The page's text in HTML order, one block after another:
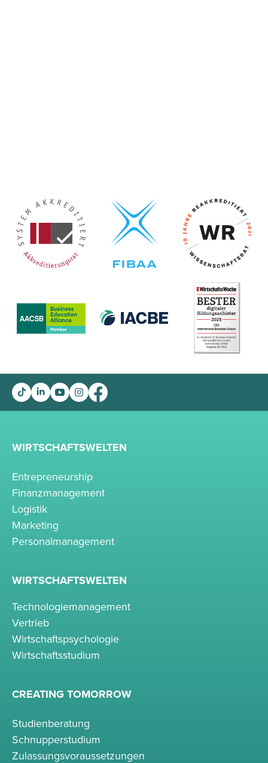
WIRTSCHAFTSWELTEN
Entrepreneurship
Finanzmanagement
Logistik
Marketing
Personalmanagement
WIRTSCHAFTSWELTEN
Technologiemanagement
Vertrieb
Wirtschaftspsychologie
Wirtschaftsstudium
CREATING TOMORROW
Studienberatung
Schnupperstudium
Zulassungsvoraussetzungen